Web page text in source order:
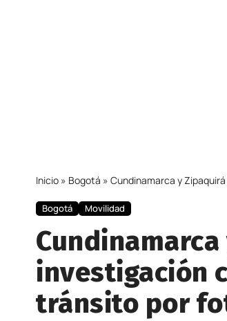
Inicio » Bogotá » Cundinamarca y
Bogotá Movilidad
investigación
tránsito por